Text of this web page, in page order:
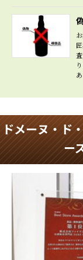
ドメーヌ・ド
ー